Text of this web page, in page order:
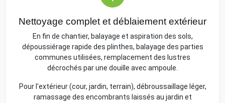
Nettoyage complet et déblaiement extérieur
En fin de chantier, balayage et aspiration des sols,
dépoussiérage rapide des plinthes, balayage des parties
communes utilisées, remplacement des lustres
décrochés par une douille avec ampoule.
Pour l'extérieur (cour, jardin, terrain), débroussaillage léger,
ramassage des encombrants laissés au jardin et